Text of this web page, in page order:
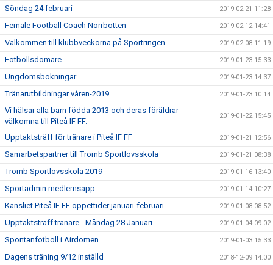
Söndag 24 februari 2019-02-21 11:28
Female Football Coach Norrbotten 2019-02-12 14:41
Välkommen till klubbveckorna på Sportringen 2019-02-08 11:19
Fotbollsdomare 2019-01-23 15:33
Ungdomsbokningar 2019-01-23 14:37
Tränarutbildningar våren-2019 2019-01-23 10:14
Vi hälsar alla barn födda 2013 och deras föräldrar
välkomna till Piteå IF FF.
2019-01-22 15:45
Upptaktsträff för tränare i Piteå IF FF 2019-01-21 12:56
Samarbetspartner till Tromb Sportlovsskola 2019-01-21 08:38
Tromb Sportlovsskola 2019 2019-01-16 13:40
Sportadmin medlemsapp 2019-01-14 10:27
Kansliet Piteå IF FF öppettider januari-februari 2019-01-08 08:52
Upptaktsträff tränare - Måndag 28 Januari 2019-01-04 09:02
Spontanfotboll i Airdomen 2019-01-03 15:33
Dagens träning 9/12 inställd 2018-12-09 14:00